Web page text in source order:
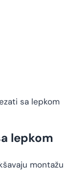
sa lepkom
lepkom
montažu